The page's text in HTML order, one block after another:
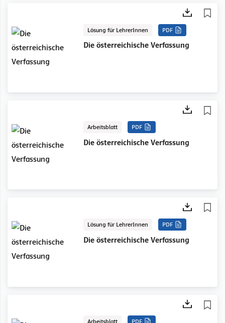
Lösung für LehrerInnen PDF
Die österreichische Verfassung
Arbeitsblatt PDF
Die österreichische Verfassung
Lösung für LehrerInnen PDF
Die österreichische Verfassung